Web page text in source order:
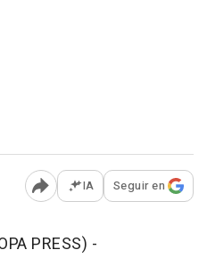
Abrir opciones para
IA Seguir en
PRESS) -